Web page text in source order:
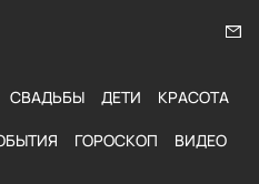
СВАДЬБЫ ДЕТИ КРАСОТА
ГОРОСКОП ВИДЕО